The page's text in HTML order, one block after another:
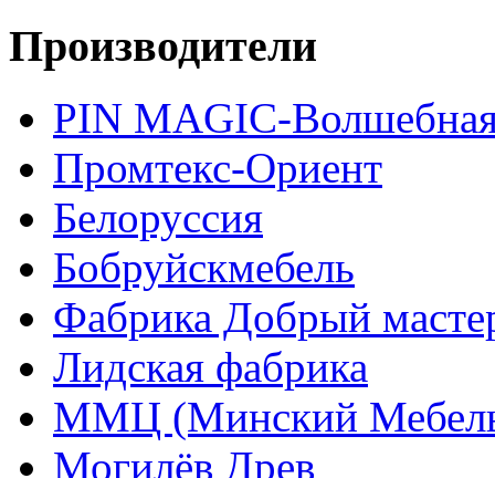
Производители
PIN MAGIС-
Промтекс-Ориент
Белоруссия
Бобруйскмебель
Фабрика Добрый
Лидская фабрика
ММЦ (Минский
Могилёв Древ